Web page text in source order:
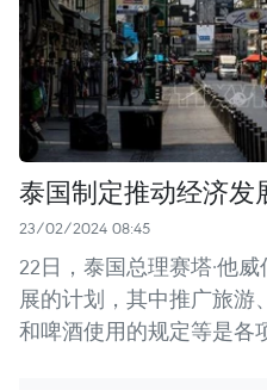
泰国制定推动经济发
23/02/2024 08:45
22日，泰国总理赛塔·他
展的计划，其中推广旅游
和啤酒使用的规定等是各